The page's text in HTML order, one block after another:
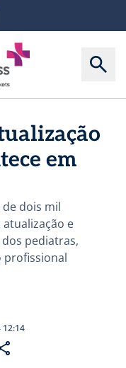
em
dois mil
e
pediatras,
profissional